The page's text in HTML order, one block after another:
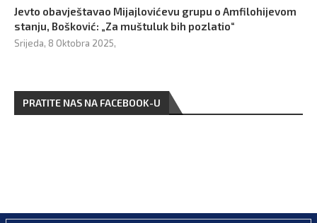
Jevto obavještavao Mijajlovićevu grupu o Amfilohijevom
stanju, Bošković: „Za muštuluk bih pozlatio“
Srijeda, 8 Oktobra 2025,
PRATITE NAS NA FACEBOOK-U